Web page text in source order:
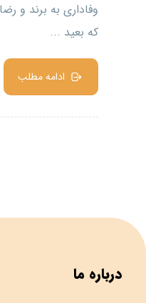
وفاداری به برند و
که بعید ...
ادامه مطلب
درباره ما